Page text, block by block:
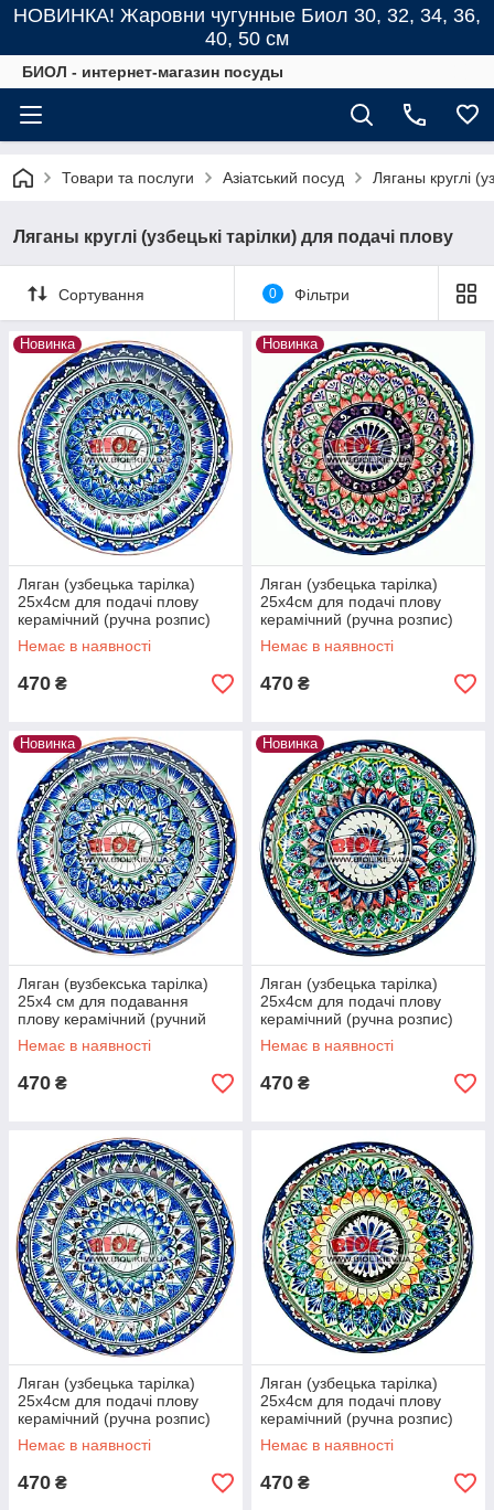
НОВИНКА! Жаровни чугунные Биол 30, 32, 34, 36,
40, 50 см
БИОЛ - интернет-магазин посуды
Товари та послуги Азіатський посуд Ляганы круглі
Ляганы круглі (узбецькі тарілки) для подачі плову
Сортування 0 Фільтри
Новинка
Ляган (узбецька тарілка)
25х4см для подачі плову
керамічний (ручна розпис)
(варіант 1)
Немає в наявності
470 ₴
Новинка
Ляган (узбецька тарілка)
25х4см для подачі плову
керамічний (ручна розпис)
(варіант 2)
Немає в наявності
470 ₴
Новинка
Ляган (вузбекська тарілка)
25х4 см для подавання
плову керамічний (ручний
розпис) (варіант 3)
Немає в наявності
470 ₴
Новинка
Ляган (узбецька тарілка)
25х4см для подачі плову
керамічний (ручна розпис)
(варіант 4)
Немає в наявності
470 ₴
Ляган (узбецька тарілка)
25х4см для подачі плову
керамічний (ручна розпис)
(варіант 5)
Немає в наявності
470 ₴
Ляган (узбецька тарілка)
25х4см для подачі плову
керамічний (ручна розпис)
(варіант 6)
Немає в наявності
470 ₴